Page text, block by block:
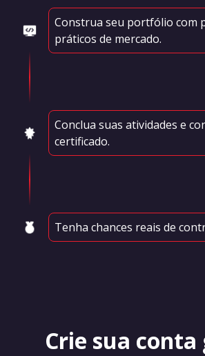
Construa seu portfólio com
práticos de mercado.
Conclua suas atividades e
certificado.
Tenha chances reais de
Crie sua